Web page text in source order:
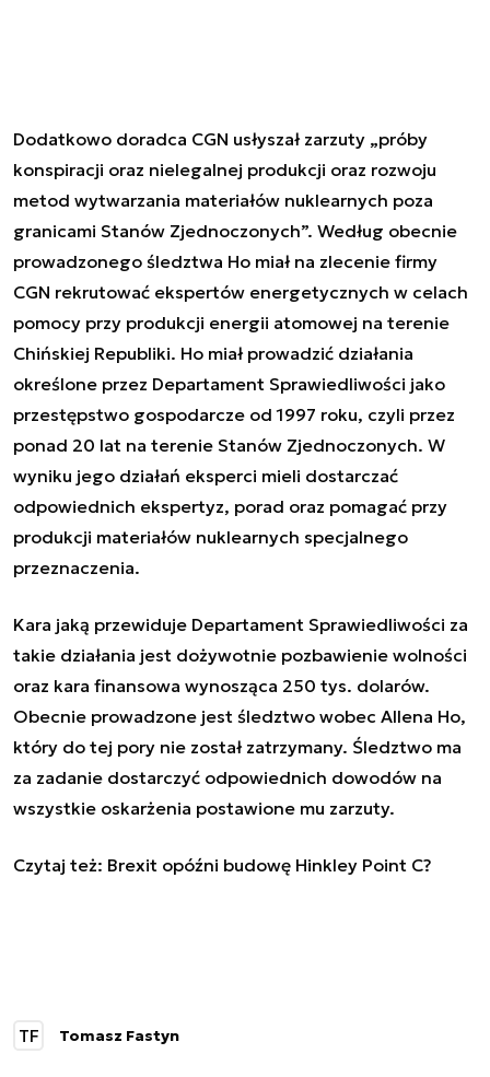
Dodatkowo doradca CGN usłyszał zarzuty „próby
konspiracji oraz nielegalnej produkcji oraz rozwoju
metod wytwarzania materiałów nuklearnych poza
granicami Stanów Zjednoczonych”. Według obecnie
prowadzonego śledztwa Ho miał na zlecenie firmy
CGN rekrutować ekspertów energetycznych w celach
pomocy przy produkcji energii atomowej na terenie
Chińskiej Republiki. Ho miał prowadzić działania
określone przez Departament Sprawiedliwości jako
przestępstwo gospodarcze od 1997 roku, czyli przez
ponad 20 lat na terenie Stanów Zjednoczonych. W
wyniku jego działań eksperci mieli dostarczać
odpowiednich ekspertyz, porad oraz pomagać przy
produkcji materiałów nuklearnych specjalnego
przeznaczenia.
Kara jaką przewiduje Departament Sprawiedliwości za
takie działania jest dożywotnie pozbawienie wolności
oraz kara finansowa wynosząca 250 tys. dolarów.
Obecnie prowadzone jest śledztwo wobec Allena Ho,
który do tej pory nie został zatrzymany. Śledztwo ma
za zadanie dostarczyć odpowiednich dowodów na
wszystkie oskarżenia postawione mu zarzuty.
Czytaj też: Brexit opóźni budowę Hinkley Point C?
TF Tomasz Fastyn